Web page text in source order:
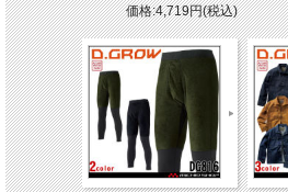
価格:4,719円(税込)